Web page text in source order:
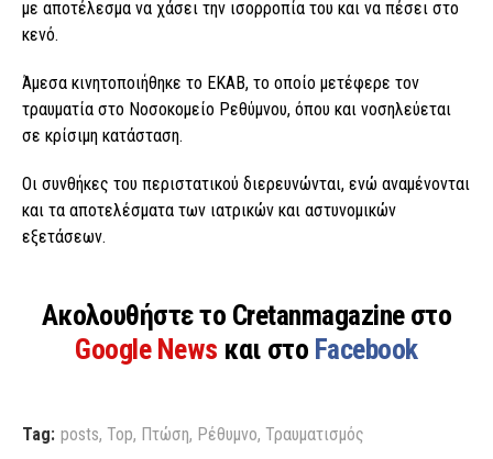
με αποτέλεσμα να χάσει την ισορροπία του και να πέσει στο
κενό.
Άμεσα κινητοποιήθηκε το ΕΚΑΒ, το οποίο μετέφερε τον
τραυματία στο Νοσοκομείο Ρεθύμνου, όπου και νοσηλεύεται
σε κρίσιμη κατάσταση.
Οι συνθήκες του περιστατικού διερευνώνται, ενώ αναμένονται
και τα αποτελέσματα των ιατρικών και αστυνομικών
εξετάσεων.
Ακολουθήστε το Cretanmagazine στο
Google News και στο Facebook
Tag: posts, Top, Πτώση, Ρέθυμνο, Τραυματισμός